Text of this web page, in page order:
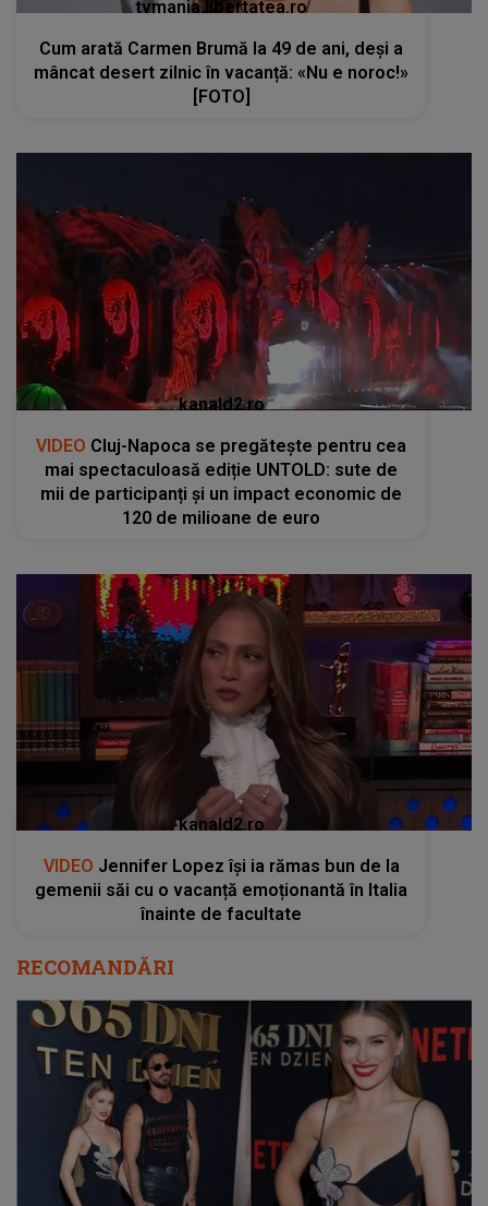
tvmania.libertatea.ro
Cum arată Carmen Brumă la 49 de ani, deși a
mâncat desert zilnic în vacanță: «Nu e noroc!»
[FOTO]
kanald2.ro
VIDEO Cluj-Napoca se pregătește pentru cea
mai spectaculoasă ediție UNTOLD: sute de
mii de participanți și un impact economic de
120 de milioane de euro
kanald2.ro
VIDEO Jennifer Lopez își ia rămas bun de la
gemenii săi cu o vacanță emoționantă în Italia
înainte de facultate
RECOMANDĂRI